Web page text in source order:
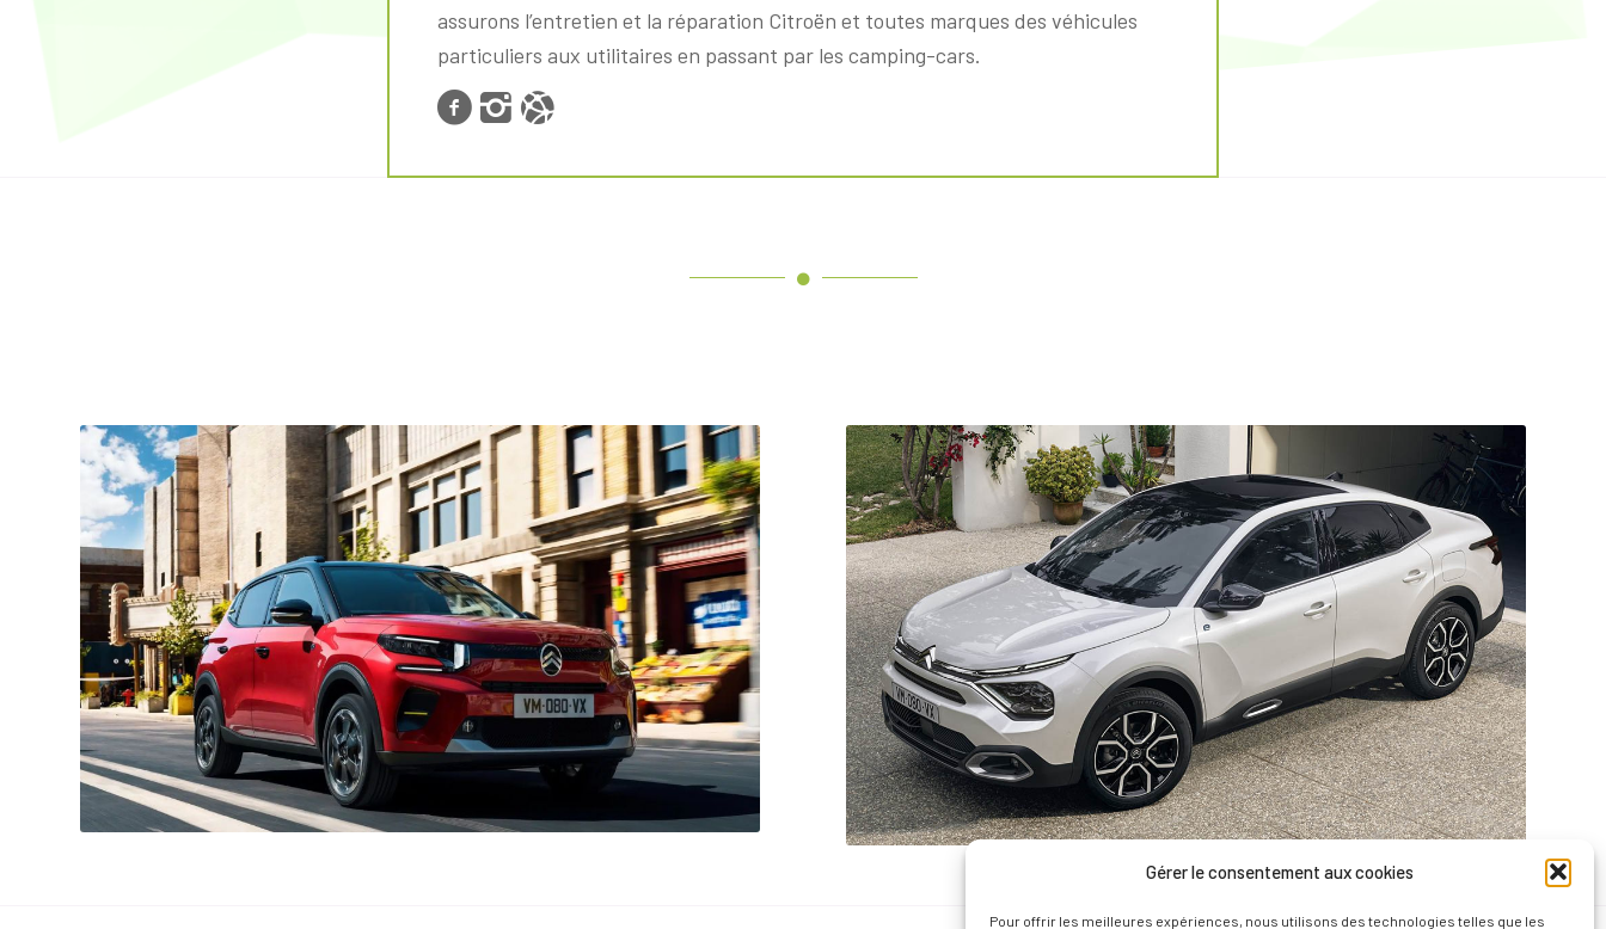
Gérer le consentement aux cookies
Pour offrir les meilleures expériences, nous utilisons des technologies telles que les
assurons l’entretien et la réparation Citroën et toutes marques des véhicules
particuliers aux utilitaires en passant par les camping-cars.